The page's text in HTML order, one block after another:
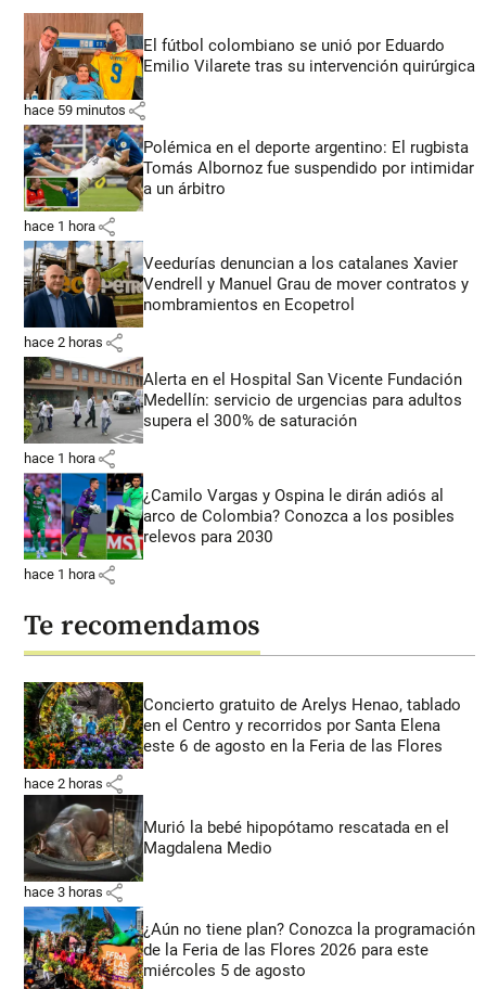
El fútbol colombiano se unió por Eduardo
Emilio Vilarete tras su intervención quirúrgica
hace 59 minutos share
Polémica en el deporte argentino: El rugbista
Tomás Albornoz fue suspendido por intimidar
a un árbitro
hace 1 hora share
Veedurías denuncian a los catalanes Xavier
Vendrell y Manuel Grau de mover contratos y
nombramientos en Ecopetrol
hace 2 horas share
Alerta en el Hospital San Vicente Fundación
Medellín: servicio de urgencias para adultos
supera el 300% de saturación
hace 1 hora share
¿Camilo Vargas y Ospina le dirán adiós al
arco de Colombia? Conozca a los posibles
relevos para 2030
hace 1 hora share
Te recomendamos
Concierto gratuito de Arelys Henao, tablado
en el Centro y recorridos por Santa Elena
este 6 de agosto en la Feria de las Flores
hace 2 horas share
Murió la bebé hipopótamo rescatada en el
Magdalena Medio
hace 3 horas share
¿Aún no tiene plan? Conozca la programación
de la Feria de las Flores 2026 para este
miércoles 5 de agosto